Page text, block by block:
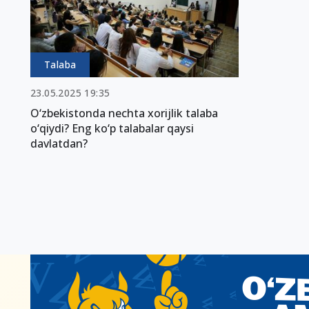
Talaba
23.05.2025 19:35
O‘zbekistonda nechta xorijlik talaba
o‘qiydi? Eng ko‘p talabalar qaysi
davlatdan?